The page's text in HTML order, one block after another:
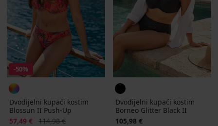
-50%
Dvodijelni kupaći kostim
Blossun II Push-Up
Popust
57,49 € Prvobitna cijena
114,98 €
Dvodijelni kupaći kostim
Borneo Glitter Black II
105,98 €